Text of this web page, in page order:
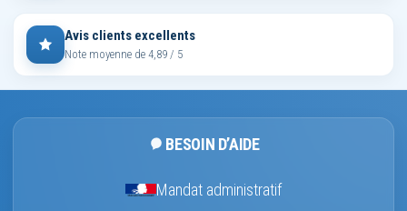
Avis clients excellents
Note moyenne de 4,89 / 5
BESOIN D’AIDE
Mandat administratif